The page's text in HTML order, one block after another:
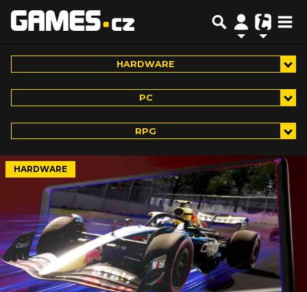
HARDWARE
PC
RPG
HARDWARE